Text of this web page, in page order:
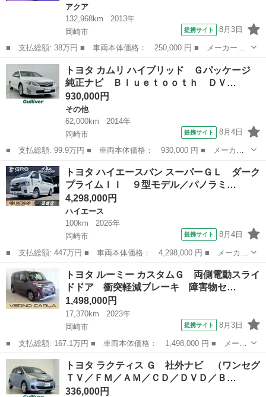
アクア
132,968km
2013年
岡崎市
提携サイト 8月3日
■ 支払総額: 38万円 ■ 車両本体価格： 250,000 円 ■ メーカー
名： トヨタ ■ 車種名： アクア ■ グレード名： Ｓ ＬＥＤヘ
ッドライト★オートライト★スマートキー★１５インチ純正アルミ★
リヤスポイラー★...
愛知 岡崎市 アクア
トヨタ カムリ ハイブリッド Ｇパッケージ
純正ナビ Ｂｌｕｅｔｏｏｔｈ ＤＶ…
930,000円
その他
62,000km
2014年
岡崎市
提携サイト 8月4日
■ 支払総額: 99.9万円 ■ 車両本体価格： 930,000 円 ■ メーカー
名： トヨタ ■ 車種名： カムリ ■ グレード名： ハイブリッ
ド Ｇパッケージ 純正ナビ Ｂｌｕｅｔｏｏｔｈ ＤＶＤ再生 フ
ルセグＴＶ バ...
愛知 岡崎市 その他
トヨタ ハイエースバン スーパーＧＬ ダーク
プライムＩＩ ９型モデル／パノラミ…
4,298,000円
ハイエース
100km
2026年
岡崎市
提携サイト 8月4日
■ 支払総額: 447万円 ■ 車両本体価格： 4,298,000 円 ■ メーカー
名： トヨタ ■ 車種名： ハイエースバン ■ グレード名： スー
パーＧＬ ダークプライムＩＩ ９型モデル／パノラミックビューモ
ニター／デ...
愛知 ハイエース
トヨタ ルーミー カスタムＧ 両側電動スライ
ドドア 衝突軽減ブレーキ 障害物セ…
1,498,000円
17,370km
2023年
岡崎市
提携サイト 8月3日
■ 支払総額: 167.1万円 ■ 車両本体価格： 1,498,000 円 ■ メーカ
ー名： トヨタ ■ 車種名： ルーミー ■ グレード名： カスタム
Ｇ 両側電動スライドドア 衝突軽減ブレーキ 障害物センサー Ｌ
ＥＤライ...
愛知 岡崎市 トヨタ
トヨタ ラクティス Ｇ 社外ナビ （ワンセグ
ＴＶ／ＦＭ／ＡＭ／ＣＤ／ＤＶＤ／Ｂ…
336,000円